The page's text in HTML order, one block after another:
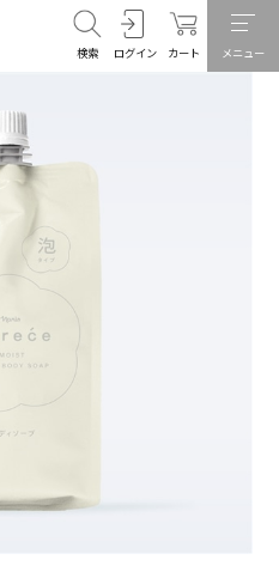
検索 ログイン カート メニュー